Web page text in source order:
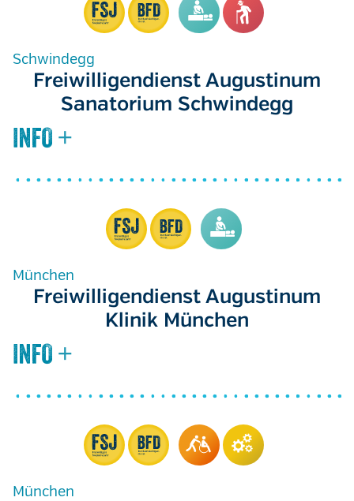
Schwindegg
Freiwilligendienst Augustinum
Sanatorium Schwindegg
München
Freiwilligendienst Augustinum
Klinik München
München